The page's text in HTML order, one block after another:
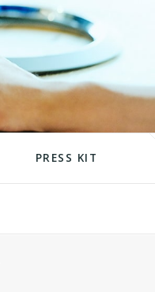
PRESS KIT